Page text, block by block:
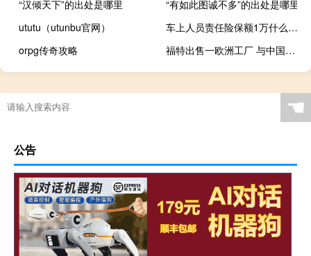
“汉倾天下”的出处是哪里
“有如此图诚不多”的出处是哪里
ututu（utunbu官网）
车上人员责任险保额1万什么意思（车上人员责任险保额）
orpg传奇攻略
福特出售一欧洲工厂 与中国车企谈崩！德国人不干了
☚
公告